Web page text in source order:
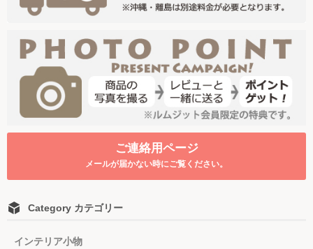
ご連絡用ページ
メールが届かない時にご覧ください。
Category カテゴリー
インテリア小物